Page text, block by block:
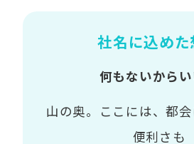
社名に込めた
何もないからい
山の奥。ここには、都
便利さも